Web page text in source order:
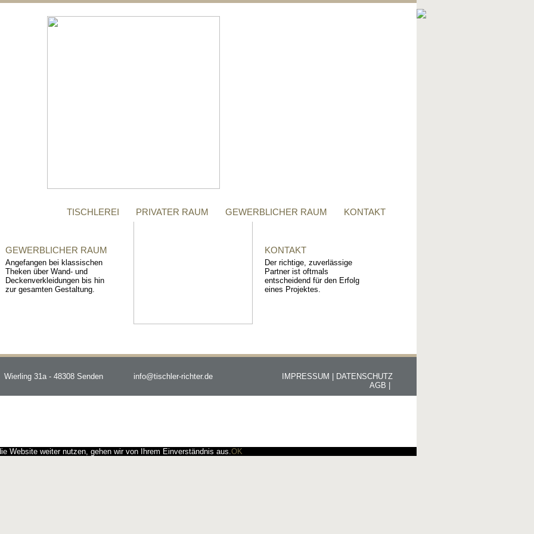
TISCHLEREI PRIVATER RAUM GEWERBLICHER RAUM KONTAKT
GEWERBLICHER RAUM
Angefangen bei klassischen
Theken über Wand- und
Deckenverkleidungen bis hin
zur gesamten Gestaltung.
KONTAKT
Der richtige, zuverlässige
Partner ist oftmals
entscheidend für den Erfolg
eines Projektes.
Wierling 31a - 48308 Senden info@tischler-richter.de DATENSCHUTZ
IMPRESSUM |
AGB |
Website weiter nutzen, gehen wir von Ihrem Einverständnis aus.OK